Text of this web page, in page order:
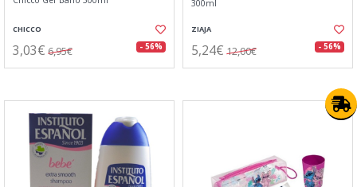
CHICCO
3,03€ 6,95€ - 56%
300ml
ZIAJA
5,24€ 12,00€ - 56%